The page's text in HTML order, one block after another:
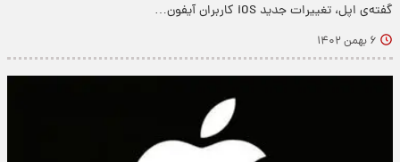
گفته‌ی اپل، تغییرات جدید iOS کاربران آیفون…
۶ بهمن ۱۴۰۲